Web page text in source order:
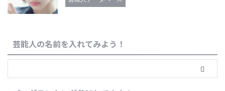
芸能人の名前を入れてみよう！